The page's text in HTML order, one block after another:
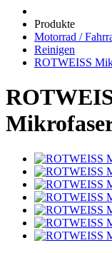
Produkte
Motorrad /
Reinigen
ROTWEISS